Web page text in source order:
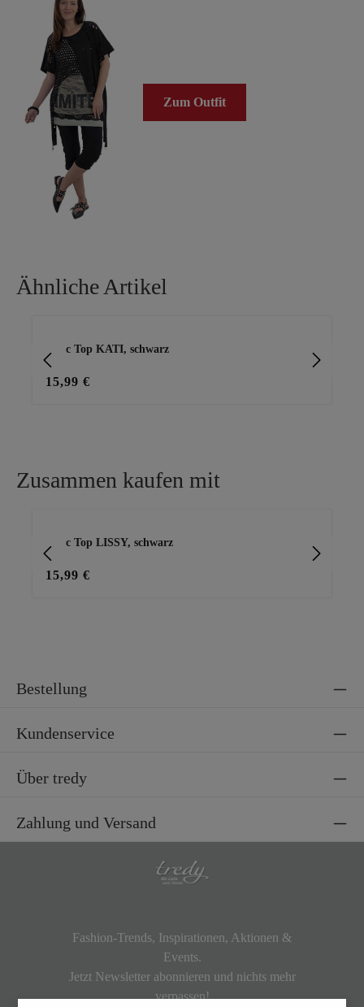
Zum Outfit
Ähnliche Artikel
Basic Top KATI, schwarz
15,99 €
Zusammen kaufen mit
Basic Top LISSY, schwarz
15,99 €
Bestellung
Kundenservice
Über tredy
Zahlung und Versand
Fashion-Trends, Inspirationen, Aktionen &
Events.
Jetzt Newsletter abonnieren und nichts mehr
verpassen!